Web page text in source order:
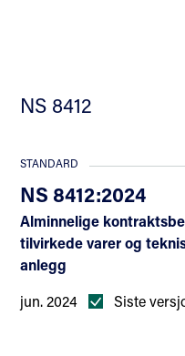
NS 8412
STANDARD
NS 8412:2024
Alminnelige
tilvirkede varer og
anlegg
jun. 2024
Siste